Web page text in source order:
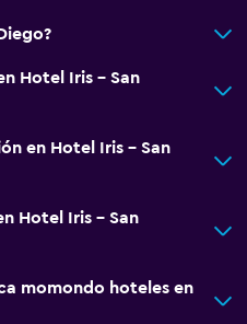
Hotel Iris - San
en Hotel Iris - San
Hotel Iris - San
momondo hoteles en